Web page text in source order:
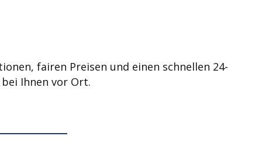
fairen Preisen und einen schnellen 24-
Ihnen vor Ort.